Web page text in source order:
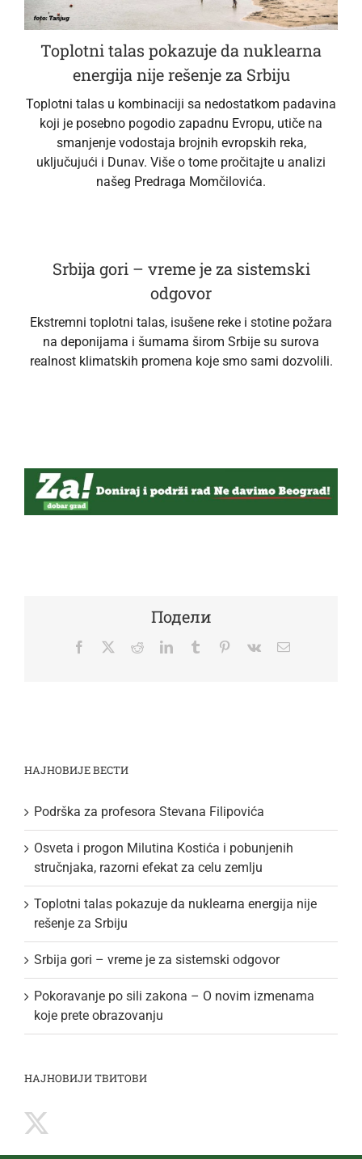
Toplotni talas pokazuje da nuklearna
energija nije rešenje za Srbiju
Toplotni talas u kombinaciji sa nedostatkom padavina
koji je posebno pogodio zapadnu Evropu, utiče na
smanjenje vodostaja brojnih evropskih reka,
uključujući i Dunav. Više o tome pročitajte u analizi
našeg Predraga Momčilovića.
Srbija gori – vreme je za sistemski
odgovor
Ekstremni toplotni talas, isušene reke i stotine požara
na deponijama i šumama širom Srbije su surova
realnost klimatskih promena koje smo sami dozvolili.
Подели
Facebook
TwitterRedditLinkedInTumblr Pinterest
Vk Email
НАЈНОВИЈЕ ВЕСТИ
Podrška za profesora Stevana Filipovića
Osveta i progon Milutina Kostića i pobunjenih
stručnjaka, razorni efekat za celu zemlju
Toplotni talas pokazuje da nuklearna energija nije
rešenje za Srbiju
Srbija gori – vreme je za sistemski odgovor
Pokoravanje po sili zakona – O novim izmenama
koje prete obrazovanju
НАЈНОВИЈИ ТВИТОВИ